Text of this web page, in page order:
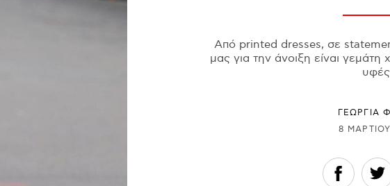
Από printed dresses, σε
μας για την άνοιξη είναι
ΓΕΩΡΓΙΑ
8